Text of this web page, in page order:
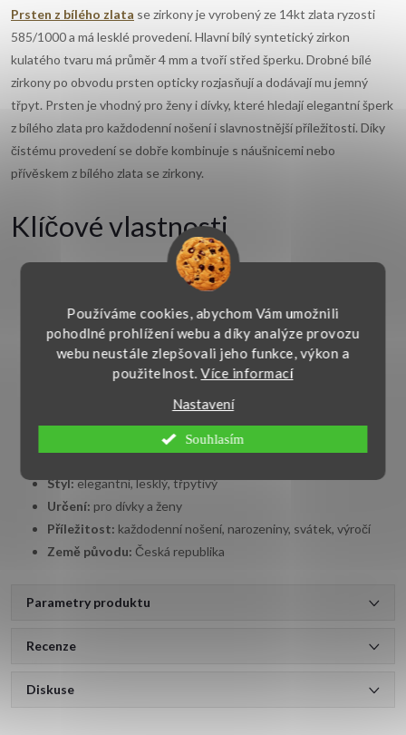
Používáme cookies, abychom Vám umožnili
pohodlné prohlížení webu a díky analýze provozu
webu neustále zlepšovali jeho funkce, výkon a
použitelnost.Více informací
Nastavení
Souhlasím
Prsten z bílého zlata se zirkony je vyrobený ze 14kt zlata ryzosti
585/1000 a má lesklé provedení. Hlavní bílý syntetický zirkon
kulatého tvaru má průměr 4 mm a tvoří střed šperku. Drobné bílé
zirkony po obvodu prsten opticky rozjasňují a dodávají mu jemný
třpyt. Prsten je vhodný pro ženy i dívky, které hledají elegantní šperk
z bílého zlata pro každodenní nošení i slavnostnější příležitosti. Díky
čistému provedení se dobře kombinuje s náušnicemi nebo
přívěskem z bílého zlata se zirkony.
Klíčové vlastnosti
bílé zlato 14kt 585/1000
Hlavní kámen: syntetický zirkon
Sekundární kameny:zirkony
Barva kamene:bílá
kulatý tvar
4 mm
Styl:elegantní, lesklý, třpytivý
Určení: pro dívky a ženy
Příležitost: každodenní nošení, narozeniny, svátek, výročí
Země původu: Česká republika
Parametry produktu
Recenze
Diskuse